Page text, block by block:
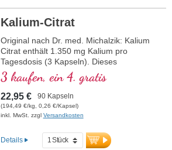
Kalium-Citrat
Original nach Dr. med. Michalzik: Kalium
Citrat enthält 1.350 mg Kalium pro
Tagesdosis (3 Kapseln). Dieses
hochwertige Nahrungsergänzungsmittel
ist frei von Zusatzstoffen und wird in
Deutschland hergestellt. Die Versiegelung
ist aluminiumfrei.
3 kaufen, ein 4. gratis
22,95 € 90 Kapseln
(194,49 €/kg, 0,26 €/Kapsel)
inkl. MwSt. zzgl Versandkosten
Details